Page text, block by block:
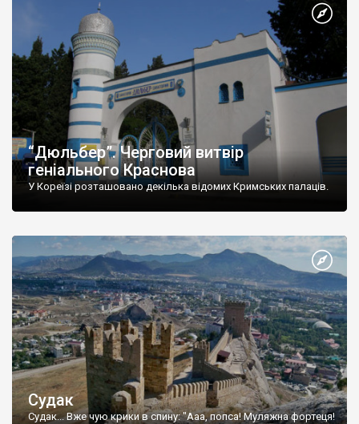
“Дюльбер”. Черговий витвір
геніального Краснова
У Кореїзі розташовано декілька відомих Кримських палаців.
Судак
Судак... Вже чую крики в спину: "Ааа, попса! Муляжна фортеця!